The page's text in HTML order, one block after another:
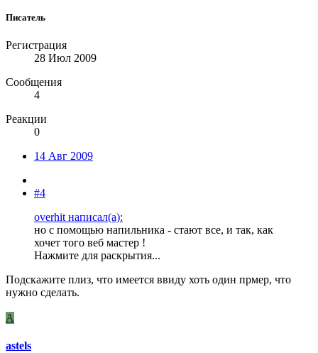
Писатель
Регистрация
28 Июл 2009
Сообщения
4
Реакции
0
14 Авг 2009
#4
overhit написал(а):
но с помощью напильника - стают все, и так, как
хочет того веб мастер !
Нажмите для раскрытия...
Подскажите плиз, что имеется ввиду хоть один прмер, что
нужно сделать.
A
astels